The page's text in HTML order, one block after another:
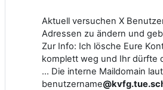
Aktuell versuchen X
Adressen zu ändern und
Zur Info: Ich lösche Eure
komplett weg und Ihr dürfte
... Die interne Maildomain
benutzername